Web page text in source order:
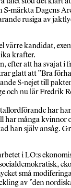
märkta Dagens
rusiga av
värre kandidat,
krafter.
att ha svajat
glatt att ”Bra
S-nejet till
och nu lär Fredrik
har
många
han själv
i LO:s
små
av ”den